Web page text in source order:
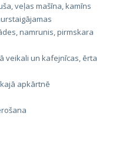
veļas mašīna, kamīns
namrunis, pirmskara
veikali un kafejnīcas, ērta
apkārtnē